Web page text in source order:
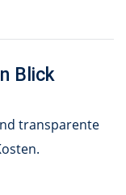
Blick
transparente